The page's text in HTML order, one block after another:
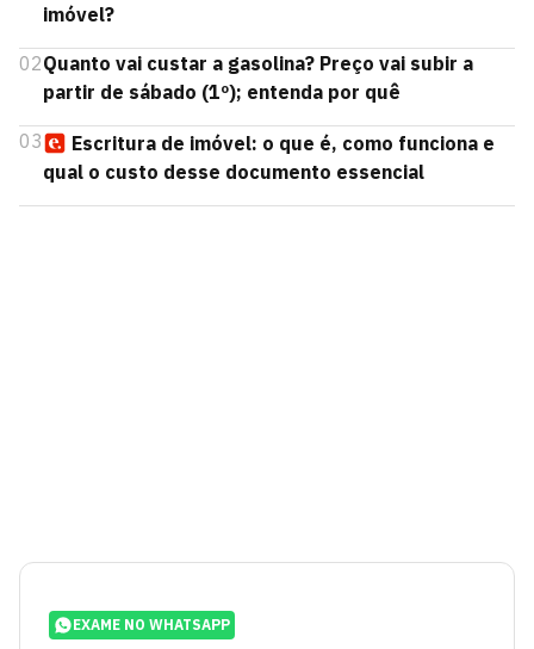
imóvel?
02Quanto vai custar a gasolina? Preço vai subir a
partir de sábado (1º); entenda por quê
03
Escritura de imóvel: o que é, como funciona e
qual o custo desse documento essencial
EXAME NO WHATSAPP